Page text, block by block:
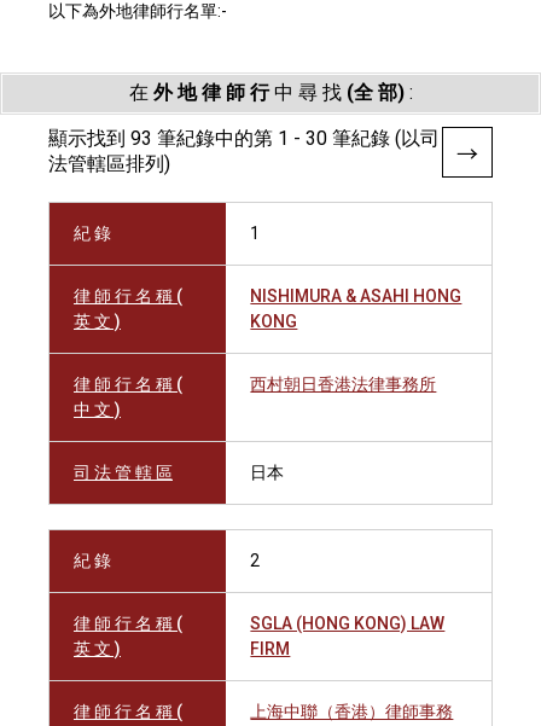
以下為外地律師行名單:-
在 外 地 律 師 行中 尋 找 (全 部):
顯示找到 93 筆紀錄中的第 1 - 30 筆紀錄 (以司
法管轄區排列)
紀 錄 1
律 師 行 名 稱 (
英 文 )
NISHIMURA & ASAHI HONG
KONG
律 師 行 名 稱 (
中 文 )
西村朝日香港法律事務所
司 法 管 轄 區 日本
紀 錄 2
律 師 行 名 稱 (
英 文 )
SGLA (HONG KONG) LAW
FIRM
律 師 行 名 稱 (
上海中聯（香港）律師事務